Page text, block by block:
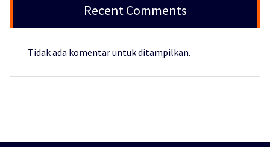
Recent Comments
Tidak ada komentar untuk ditampilkan.